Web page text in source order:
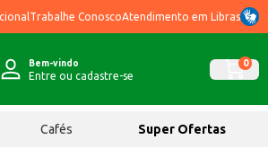
Trabalhe ConoscoAtendimento em Libras
Bem-vindo
Entre ou cadastre-se
0
Cafés Super Ofertas